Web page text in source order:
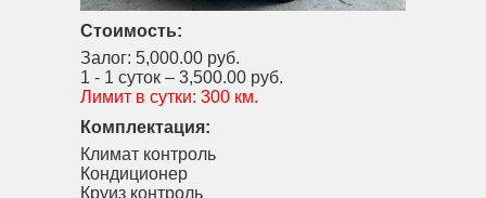
Стоимость:
Залог: 5,000.00 руб.
1 - 1 суток – 3,500.00 руб.
Лимит в сутки: 300 км.
Комплектация:
Климат контроль
Кондиционер
Круиз контроль